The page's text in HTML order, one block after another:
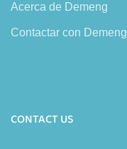
Acerca de Demeng
Contactar con Demeng
CONTACT US